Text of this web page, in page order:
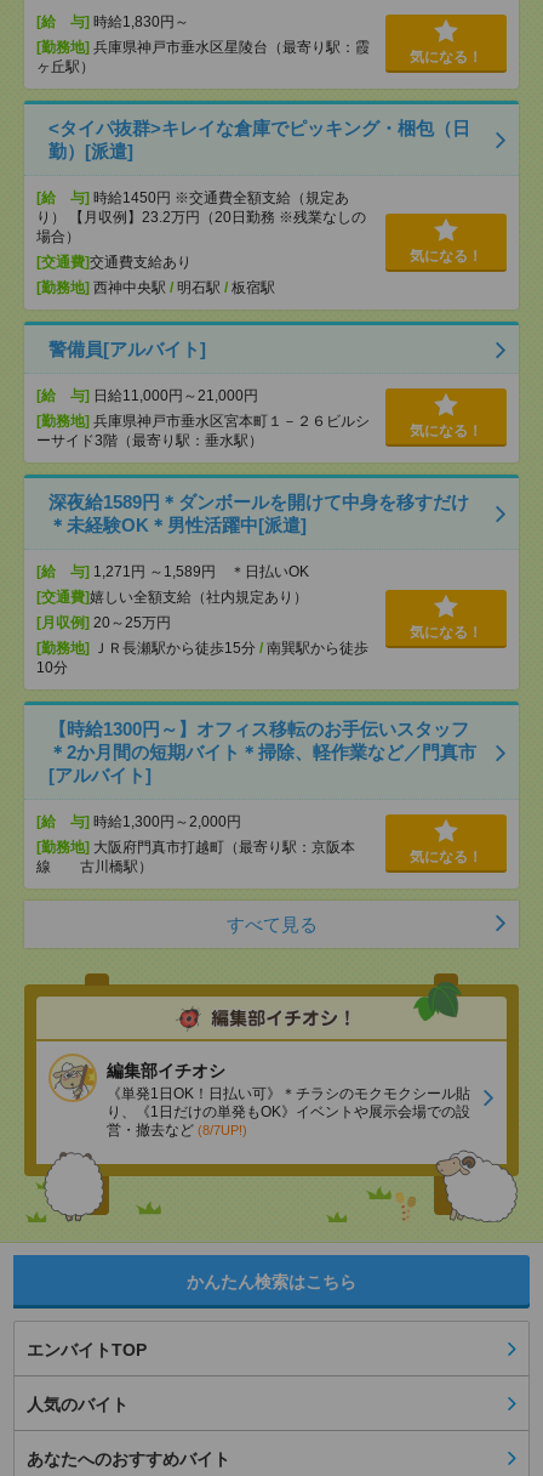
[給 与] 時給1,830円～
[勤務地] 兵庫県神戸市垂水区星陵台（最寄り駅：霞
ヶ丘駅）
気になる！
<タイパ抜群>キレイな倉庫でピッキング・梱包（日
勤）[派遣]
[給 与] 時給1450円 ※交通費全額支給（規定あ
り） 【月収例】23.2万円（20日勤務 ※残業なしの
場合）
[交通費]交通費支給あり
[勤務地] 西神中央駅 / 明石駅 / 板宿駅
気になる！
警備員[アルバイト]
[給 与] 日給11,000円～21,000円
[勤務地] 兵庫県神戸市垂水区宮本町１－２６ビルシ
ーサイド3階（最寄り駅：垂水駅）
気になる！
深夜給1589円＊ダンボールを開けて中身を移すだけ
＊未経験OK＊男性活躍中[派遣]
[給 与] 1,271円 ～1,589円 ＊日払いOK
[交通費]嬉しい全額支給（社内規定あり）
[月収例] 20～25万円
[勤務地]
ＪＲ長瀬駅から徒歩15分 / 南巽駅から徒歩
10分
気になる！
【時給1300円～】オフィス移転のお手伝いスタッフ
＊2か月間の短期バイト＊掃除、軽作業など／門真市
[アルバイト]
[給 与] 時給1,300円～2,000円
[勤務地] 大阪府門真市打越町（最寄り駅：京阪本
線 古川橋駅）
気になる！
すべて見る
編集部イチオシ
《単発1日OK！日払い可》＊チラシのモクモクシール貼
り、《1日だけの単発もOK》イベントや展示会場での設
営・撤去など (8/7UP!)
かんたん検索はこちら
エンバイトTOP
人気のバイト
あなたへのおすすめバイト